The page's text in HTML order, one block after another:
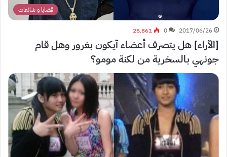
قضايا و شائعات
2017/06/26
0 28٬861
[الآراء] هل يتصرف أعضاء آيكون بغرور وهل قام
جونهي بالسخرية من لكنة مومو؟